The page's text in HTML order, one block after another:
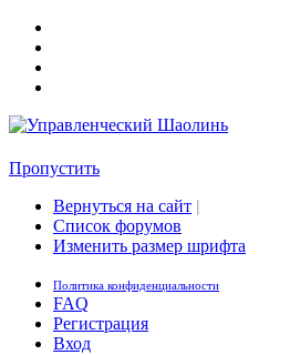
Пропустить
Вернуться на сайт |
Список форумов
Изменить размер шрифта
Политика конфиденциальности
FAQ
Регистрация
Вход